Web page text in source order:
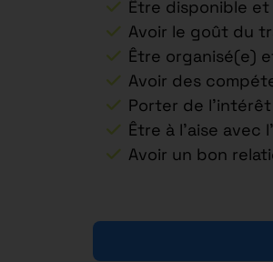
Être disponible
Avoir le goût du
Être organisé(e)
Avoir des
Porter de
Être à l’aise avec
Avoir un bon